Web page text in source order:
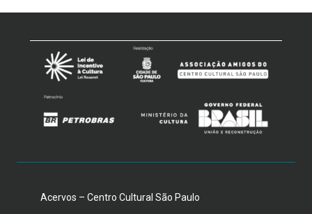
Acervos – Centro Cultural São Paulo